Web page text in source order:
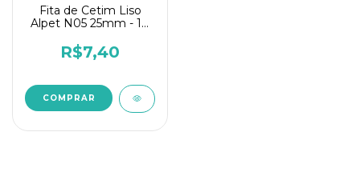
Fita de Cetim Liso
Alpet N05 25mm - 10
R$7,40